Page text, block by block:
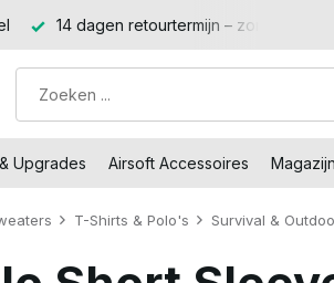
Shop met voordeel – Gratis
Upgrades Airsoft Accessoires
T-Shirts & Polo's Survival &